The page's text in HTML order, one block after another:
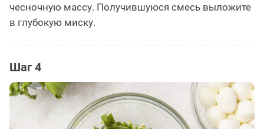
чесночную массу. Получившуюся смесь выложите
в глубокую миску.
Шаг 4